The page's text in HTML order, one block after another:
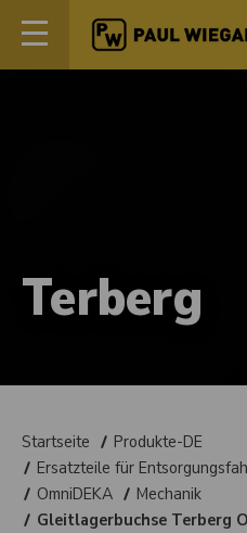
Terberg
Startseite
Produkte-DE
Ersatzteile für
OmniDEKA
Mechanik
Gleitlagerbuchse Terberg